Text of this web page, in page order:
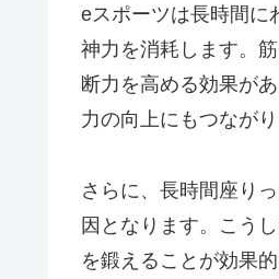
eスポーツは長時間に
神力を消耗します。
断力を高める効果が
力の向上にもつながり
さらに、長時間座り
因となります。こう
を鍛えることが効果